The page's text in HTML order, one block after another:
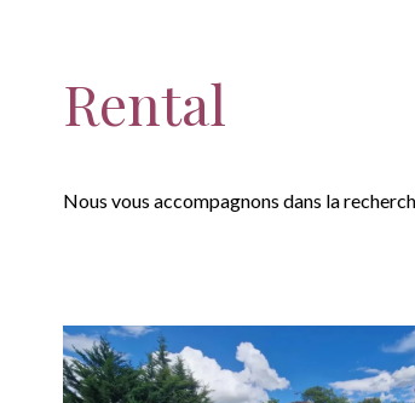
Rental
Nous vous accompagnons dans la